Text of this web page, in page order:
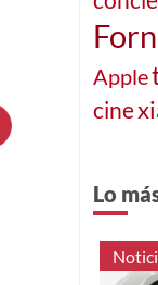
Apple
cine
Lo